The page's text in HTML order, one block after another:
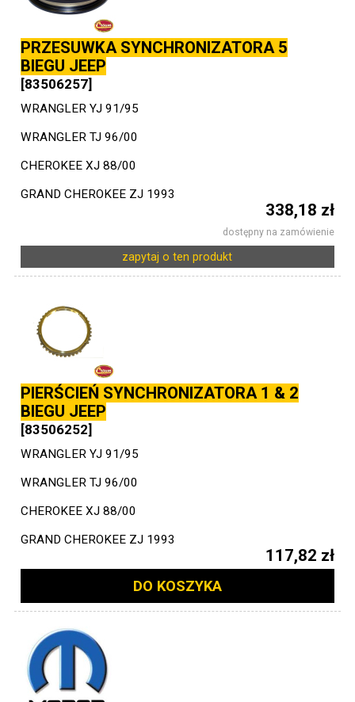
PRZESUWKA SYNCHRONIZATORA 5
BIEGU JEEP
[83506257]
WRANGLER YJ 91/95
WRANGLER TJ 96/00
CHEROKEE XJ 88/00
GRAND CHEROKEE ZJ 1993
338,18 zł
dostępny na zamówienie
zapytaj o ten produkt
PIERŚCIEŃ SYNCHRONIZATORA 1 & 2
BIEGU JEEP
[83506252]
WRANGLER YJ 91/95
WRANGLER TJ 96/00
CHEROKEE XJ 88/00
GRAND CHEROKEE ZJ 1993
117,82 zł
DO KOSZYKA